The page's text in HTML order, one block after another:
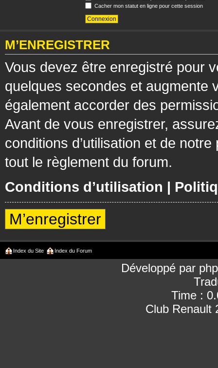
Cacher mon statut en ligne pour cette session
M’ENREGISTRER
Vous devez être enregistré pour
quelques secondes et augmente
également accorder des
Avant de vous enregistrer,
conditions d’utilisation et de
tout le règlement du forum.
Conditions d’utilisation |
M’enregistrer
Index du Site Index du Forum
Développé par
Time :
Club Renault